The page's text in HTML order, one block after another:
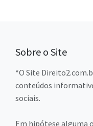
Sobre o Site
*O Site
conteúdos
sociais.
Em hipótese alguma